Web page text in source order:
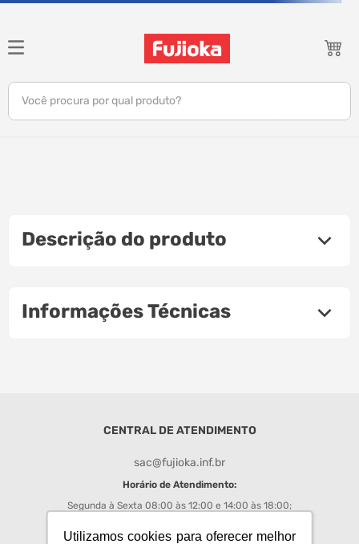
Utilizamos cookies para oferecer melhor
Você procura por qual produto?
gamer
ar condicionado
Descrição do produto
Informações Técnicas
CENTRAL DE ATENDIMENTO
sac@fujioka.inf.br
Horário de Atendimento:
Segunda à Sexta 08:00 às 12:00 e 14:00 às 18:00;